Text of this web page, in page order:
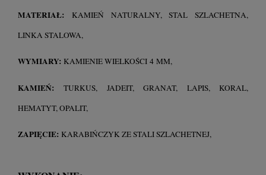
MATERIAŁ: KAMIEŃ NATURALNY, STAL SZLACHETNA,
LINKA STALOWA,
WYMIARY: KAMIENIE WIELKOŚCI 4 MM,
KAMIEŃ: TURKUS, JADEIT, GRANAT, LAPIS, KORAL,
HEMATYT, OPALIT,
ZAPIĘCIE: KARABIŃCZYK ZE STALI SZLACHETNEJ,